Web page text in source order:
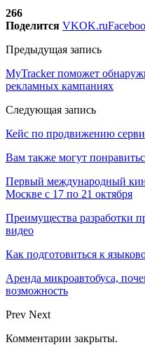
266
Поделится VKOK.ru
Предыдущая запись
MyTracker поможет
рекламных кампаниях
Следующая запись
Кейс по продвижению
Вам также могут
Первый международный
Москве с 17 по 21 октября
Преимущества разработки
видео
Как подготовиться к
Аренда микроавтобуса,
возможность
Prev Next
Комментарии закрыты.